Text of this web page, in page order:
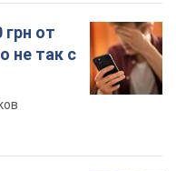
от
не так с